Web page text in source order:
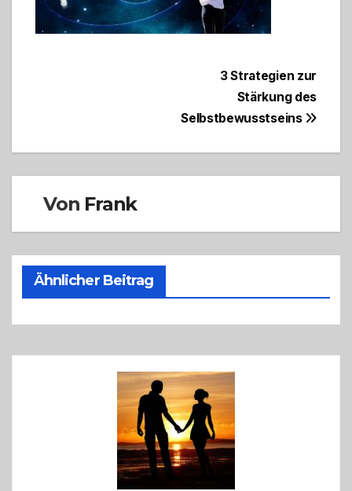
Beitragsnavigation3 Strategien zur
Stärkung des
Selbstbewusstseins
Von Frank
Ähnlicher Beitrag